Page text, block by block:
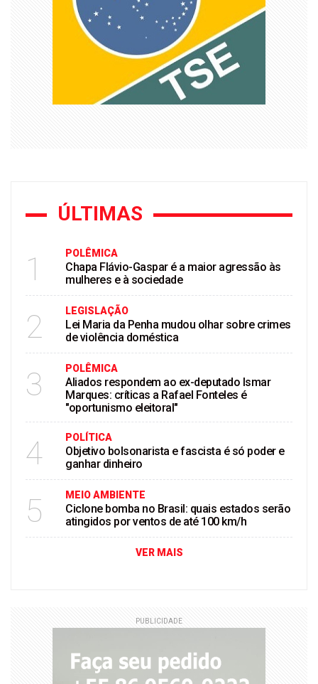
ÚLTIMAS
1 POLÊMICA
Chapa Flávio-Gaspar é a maior agressão às
mulheres e à sociedade
2 LEGISLAÇÃO
Lei Maria da Penha mudou olhar sobre crimes
de violência doméstica
3 POLÊMICA
Aliados respondem ao ex-deputado Ismar
Marques: críticas a Rafael Fonteles é
"oportunismo eleitoral"
4 POLÍTICA
Objetivo bolsonarista e fascista é só poder e
ganhar dinheiro
5 MEIO AMBIENTE
Ciclone bomba no Brasil: quais estados serão
atingidos por ventos de até 100 km/h
VER MAIS
PUBLICIDADE